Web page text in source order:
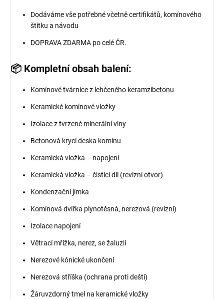
Dodáváme vše potřebné včetně certifikátů, komínového
štítku a návodu
DOPRAVA ZDARMA po celé ČR.
📦 Kompletní obsah balení:
Komínové tvárnice z lehčeného keramzibetonu
Keramické komínové vložky
Izolace z tvrzené minerální vlny
Betonová krycí deska komínu
Keramická vložka – napojení
Keramická vložka – čistící díl (revizní otvor)
Kondenzační jímka
Komínová dvířka plynotěsná, nerezová (revizní)
Izolace napojení
Větrací mřížka, nerez, se žaluzií
Nerezové kónické ukončení
Nerezová stříška (ochrana proti dešti)
Žáruvzdorný tmel na keramické vložky